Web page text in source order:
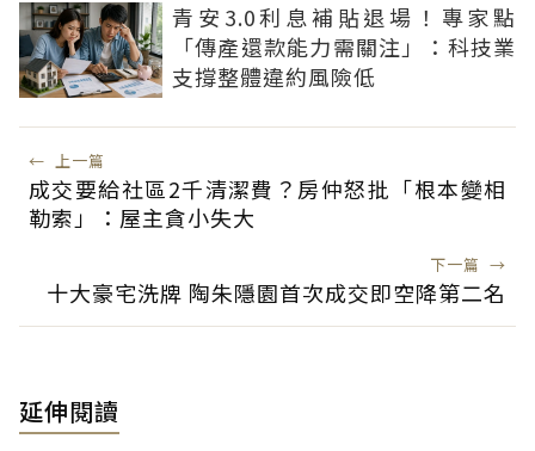
青安3.0利息補貼退場！專家點
「傳產還款能力需關注」：科技業
支撐整體違約風險低
← 上一篇
成交要給社區2千清潔費？房仲怒批「根本變相
勒索」：屋主貪小失大
下一篇 →
十大豪宅洗牌 陶朱隱園首次成交即空降第二名
延伸閱讀